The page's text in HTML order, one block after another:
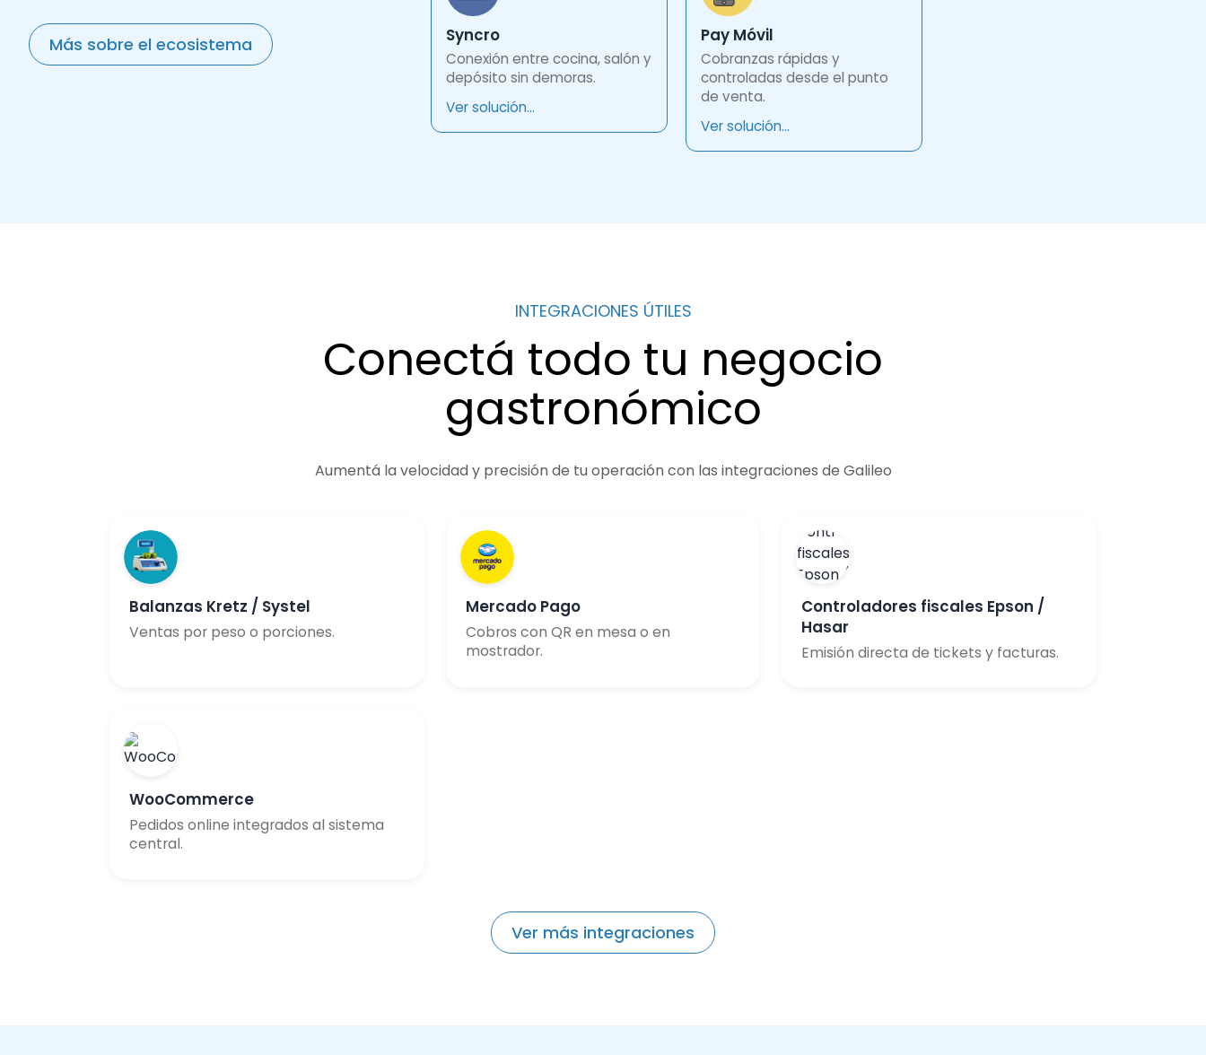
Más sobre el ecosistema Syncro
Conexión entre cocina, salón y
depósito sin demoras.
Ver solución...
Pay Móvil
Cobranzas rápidas y
controladas desde el punto
de venta.
Ver solución...
INTEGRACIONES ÚTILES
Conectá todo tu negocio
gastronómico
Aumentá la velocidad y precisión de tu operación con las integraciones de Galileo
Balanzas Kretz / Systel
Ventas por peso o porciones.
Mercado Pago
Cobros con QR en mesa o en
mostrador.
Controladores fiscales Epson /
Hasar
Emisión directa de tickets y facturas.
WooCommerce
Pedidos online integrados al sistema
central.
Ver más integraciones